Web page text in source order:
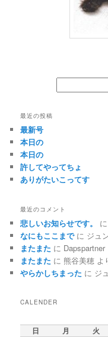
最近の投稿
最新号
本日の
本日の
許してやってちょ
ありがたいこってす
最近のコメント
悲しいお知らせです。 に
なにもここまでに ジュ
またまた に Dapspartner
またまた に 熊谷美穂 よ
やらかしちまった に ジ
CALENDER
日 月 火